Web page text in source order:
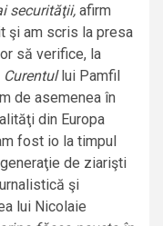
securităţii, afirm
şi am scris la presa
să verifice, la
Curentullui Pamfil
de asemenea în
din Europa
fost io la timpul
de ziarişti
şi
lui Nicolaie